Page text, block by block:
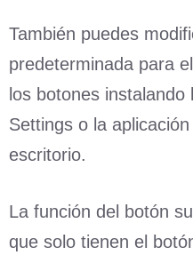
También puedes
predeterminada para
los botones
Settings o la
escritorio.
La función del botón
que solo tienen el